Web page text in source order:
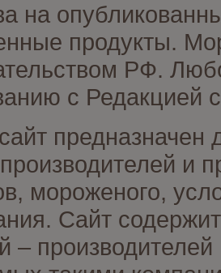
на
продукты.
РФ.
с Редакцией
предназначен
и
мороженого,
Сайт
–